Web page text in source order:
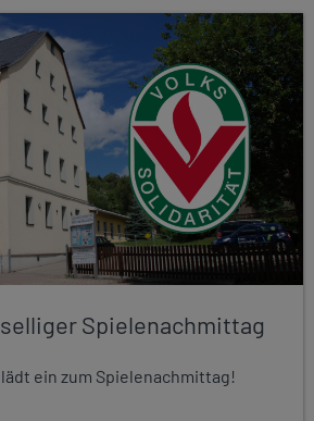
Spielenachmittag
ein zum Spielenachmittag!